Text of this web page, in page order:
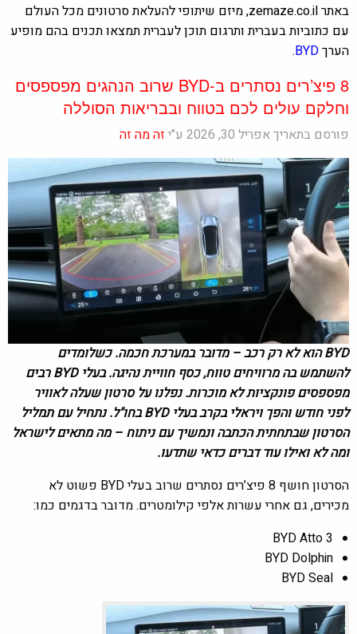
באתר zemaze.co.il, מיזם שיתופי להעלאת סרטונים מכל העולם
עם כתוביות בעברית ותרגום תוכן לעברית תמצאו תכנים בהם מופיע
הערךBYD
.
8 פיצ’רים נסתרים ב-BYD שרוב הנהגים מפספסים
וחלקם עולים לכם בטווח ובבריאות הסוללה
פורסם בתאריך אפריל 30, 2026 ע"י זה מה זה
BYD הוא לא רק רכב – מדובר במערכת חכמה. כשלומדים
להשתמש בה מרוויחים טווח, כסף חוויית נהיגה. בעלי BYD רבים
מפספסים פונקציות לא מוכרות.נפלנו על סרטון שעלה לאוויר
לפני חודש והפך ויראלי בקרב בעלי BYD בחו"ל. נתחיל עם תמליל
הסרטון שבתחתית הכתבה ונמשיך עם ניתוח – מה מתאים לישראל
ומה לא ואילו עוד דברים כדאי שתדעו.
הסרטון חושף 8 פיצ’רים נסתרים שרוב בעלי BYD פשוט לא
מכירים, גם אחרי עשרות אלפי קילומטרים. מדובר בדגמים כמו:
BYD Atto 3
BYD Dolphin
BYD Seal